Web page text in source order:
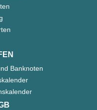
Banknoten